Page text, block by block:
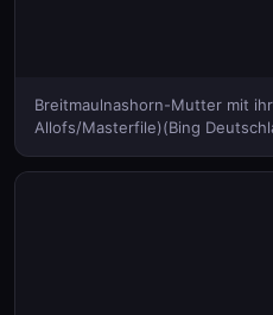
Breitmaulnashorn-Mutter mit
Allofs/Masterfile)(Bing